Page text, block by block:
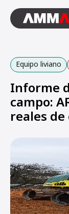
Equipo liviano
Informe
campo:
reales